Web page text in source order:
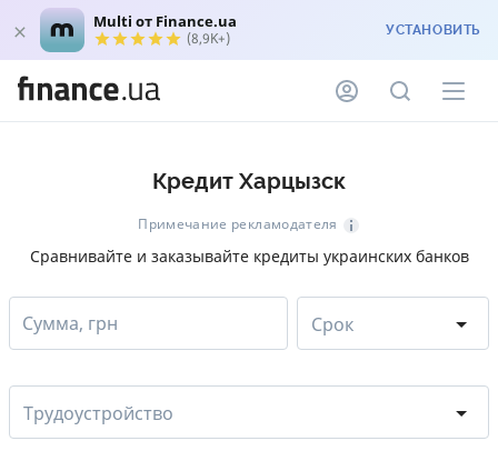
Multi от Finance.ua
(8,9K+) УСТАНОВИТЬ
Кредит Харцызск
Примечание рекламодателя
Сравнивайте и заказывайте кредиты украинских банков
Сумма, грн Срок
Трудоустройство